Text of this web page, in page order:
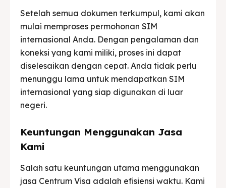
Setelah semua dokumen terkumpul, kami akan
mulai memproses permohonan SIM
internasional Anda. Dengan pengalaman dan
koneksi yang kami miliki, proses ini dapat
diselesaikan dengan cepat. Anda tidak perlu
menunggu lama untuk mendapatkan SIM
internasional yang siap digunakan di luar
negeri.
Keuntungan Menggunakan Jasa
Kami
Salah satu keuntungan utama menggunakan
jasa Centrum Visa adalah efisiensi waktu. Kami